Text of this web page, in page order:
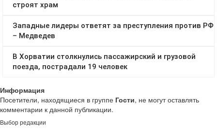
Информация
Посетители, находящиеся в группе Гости, не могут оставлять
комментарии к данной публикации.
Выбор редакции